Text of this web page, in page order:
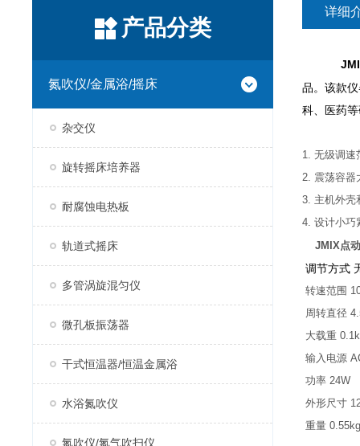
产品分类
氮吹仪/金属浴/摇床
杂交仪
旋转摇床培养器
耐腐蚀电热板
轨道式摇床
多管涡旋混匀仪
微孔板振荡器
干式恒温器/恒温金属浴
水浴氮吹仪
氮吹仪/氮气吹扫仪
详细
品。该款
科、医药
1. 无级调速
2. 震荡容器
3. 主机外壳
4. 设计小巧
JMIX点
调节方式
转速范围
周转直径
大载重
输入电源
功率 24W
外形尺寸
重量 0.55kg